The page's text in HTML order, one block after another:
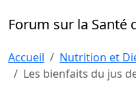
Forum sur la Santé
Accueil Nutrition et
Les bienfaits du jus